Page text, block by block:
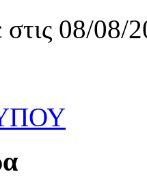
στις 08/08/